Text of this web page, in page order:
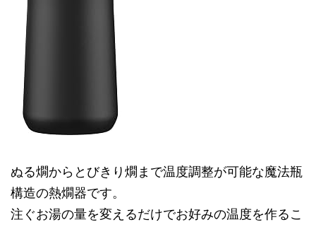
ぬる燗からとびきり燗まで温度調整が可能な魔法瓶
構造の熱燗器です。
注ぐお湯の量を変えるだけでお好みの温度を作るこ